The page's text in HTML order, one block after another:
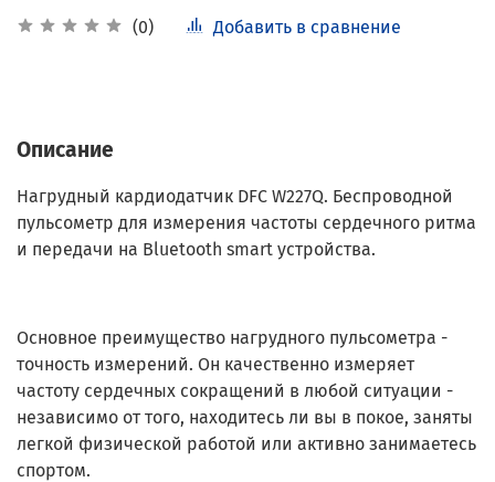
(0) Добавить в сравнение
Описание
Нагрудный кардиодатчик DFC W227Q. Беспроводной
пульсометр для измерения частоты сердечного ритма
и передачи на Bluetooth smart устройства.
Основное преимущество нагрудного пульсометра -
точность измерений. Он качественно измеряет
частоту сердечных сокращений в любой ситуации -
независимо от того, находитесь ли вы в покое, заняты
легкой физической работой или активно занимаетесь
спортом.